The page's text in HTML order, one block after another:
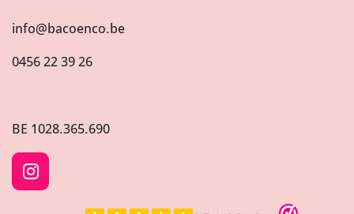
info@bacoenco.be
0456 22 39 26
BE 1028.365.690
I
n